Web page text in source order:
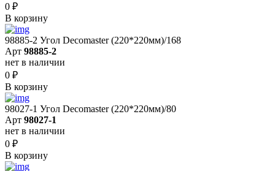
0 ₽
В корзину
98885-2 Угол Decomaster (220*220мм)/168
Арт 98885-2
нет в наличии
0 ₽
В корзину
98027-1 Угол Decomaster (220*220мм)/80
Арт 98027-1
нет в наличии
0 ₽
В корзину